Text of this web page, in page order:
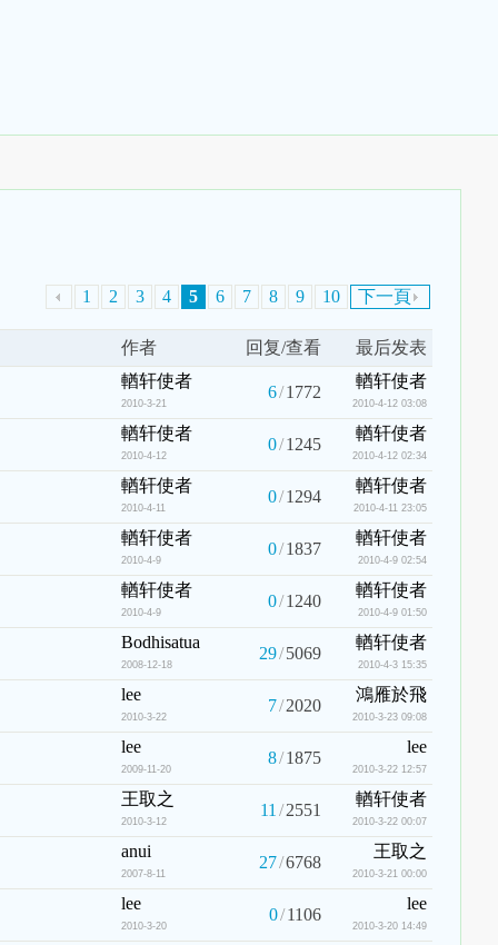
1 2 3 4 5 6 7 8 9 10 下一頁
作者 回复/查看
最后发表
輶轩使者
2010-3-21
6/ 1772
輶轩使者
2010-4-12 03:08
輶轩使者
2010-4-12
0/ 1245
輶轩使者
2010-4-12 02:34
輶轩使者
2010-4-11
0/ 1294
輶轩使者
2010-4-11 23:05
輶轩使者
2010-4-9
0/ 1837
輶轩使者
2010-4-9 02:54
輶轩使者
2010-4-9
0/ 1240
輶轩使者
2010-4-9 01:50
Bodhisatua
2008-12-18
29/ 5069
輶轩使者
2010-4-3 15:35
lee
2010-3-22
7/ 2020
鴻雁於飛
2010-3-23 09:08
lee
2009-11-20
8/ 1875
lee
2010-3-22 12:57
王取之
2010-3-12
11 / 2551
輶轩使者
2010-3-22 00:07
anui
2007-8-11
27/6768
王取之
2010-3-21 00:00
lee
2010-3-20
0/ 1106
lee
2010-3-20 14:49